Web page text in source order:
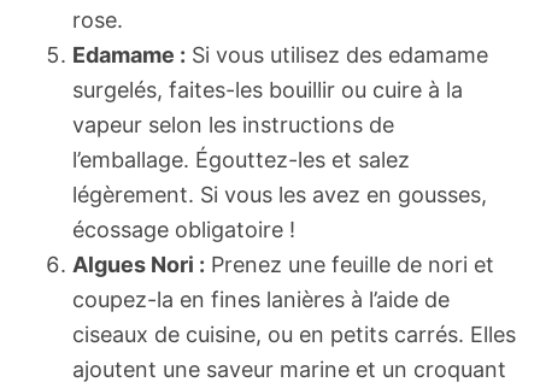
rose.
Edamame : Si vous utilisez des edamame
surgelés, faites-les bouillir ou cuire à la
vapeur selon les instructions de
l’emballage. Égouttez-les et salez
légèrement. Si vous les avez en gousses,
écossage obligatoire !
Algues Nori : Prenez une feuille de nori et
coupez-la en fines lanières à l’aide de
ciseaux de cuisine, ou en petits carrés. Elles
ajoutent une saveur marine et un croquant